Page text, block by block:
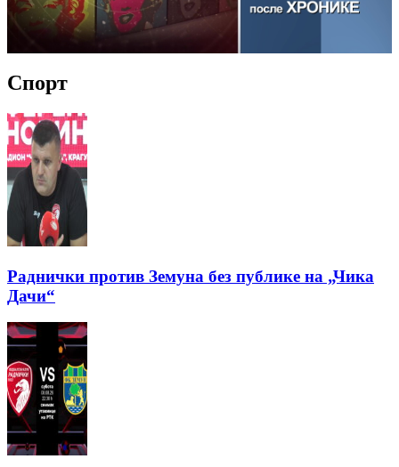
Спорт
Раднички против Земуна без публике на „Чика
Дачи“